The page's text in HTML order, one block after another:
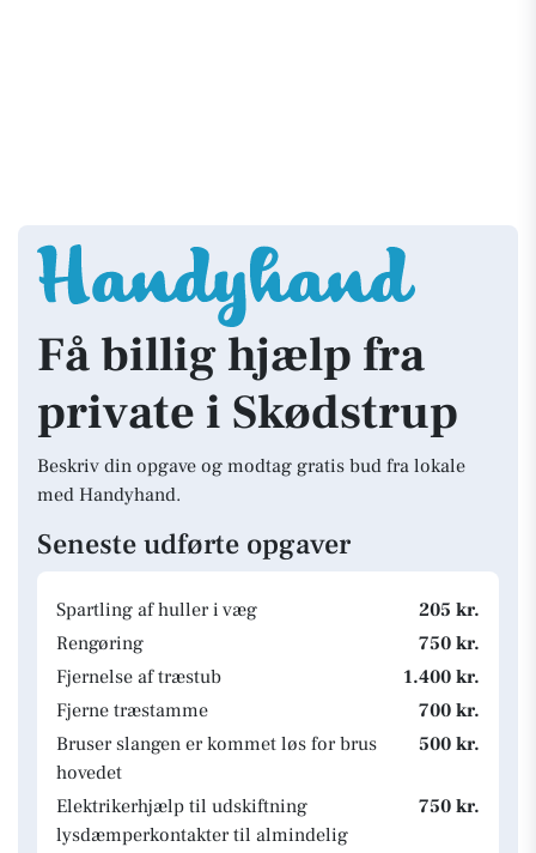
Få billig hjælp fra
private i Skødstrup
Beskriv din opgave og modtag gratis bud fra lokale
med Handyhand.
Seneste udførte opgaver
Spartling af huller i væg
205 kr.
Rengøring
750 kr.
Fjernelse af træstub
1.400 kr.
Fjerne træstamme
700 kr.
Bruser slangen er kommet løs for brus
hovedet
500 kr.
Elektrikerhjælp til udskiftning
lysdæmperkontakter til almindelig
750 kr.